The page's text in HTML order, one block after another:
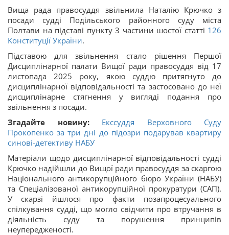
Вища рада правосуддя звільнила Наталію Крючко з
посади судді Подільського районного суду міста
Полтави на підставі пункту 3 частини шостої статті 126
Конституції України.
Підставою для звільнення стало рішення Першої
Дисциплінарної палати Вищої ради правосуддя від 17
листопада 2025 року, якою суддю притягнуто до
дисциплінарної відповідальності та застосовано до неї
дисциплінарне стягнення у вигляді подання про
звільнення з посади.
Згадайте новину: Екссуддя Верховного Суду
Прокопенко за три дні до підозри подарував квартиру
синові-детективу НАБУ
Матеріали щодо дисциплінарної відповідальності судді
Крючко надійшли до Вищої ради правосуддя за скаргою
Національного антикорупційного бюро України (НАБУ)
та Спеціалізованої антикорупційної прокуратури (САП).
У скарзі йшлося про факти позапроцесуального
спілкування судді, що могло свідчити про втручання в
діяльність суду та порушення принципів
неупередженості.